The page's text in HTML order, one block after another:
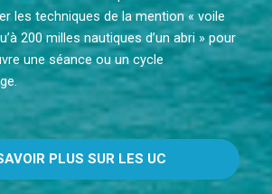
les techniques de la mention « voile
200 milles nautiques d’un abri » pour
une séance ou un cycle
PLUS SUR LES UC